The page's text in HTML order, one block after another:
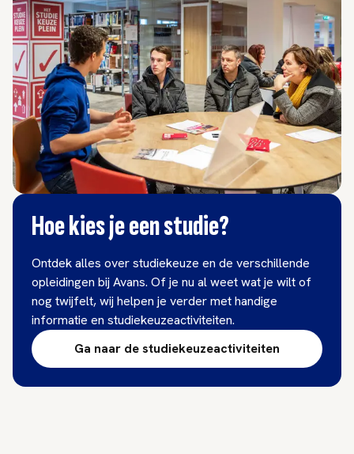
Hoe kies je een studie?
Ontdek alles over studiekeuze en de verschillende
opleidingen bij Avans. Of je nu al weet wat je wilt of
nog twijfelt, wij helpen je verder met handige
informatie en studiekeuzeactiviteiten.
Ga naar de studiekeuzeactiviteiten